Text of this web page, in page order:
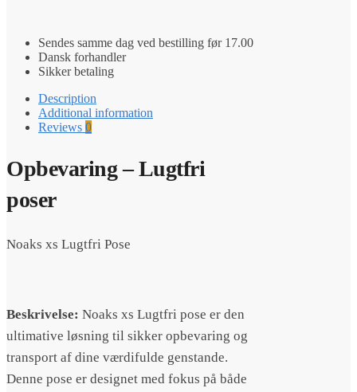
Sendes samme dag ved bestilling før 17.00
Dansk forhandler
Sikker betaling
Description
Additional information
Reviews 0
Opbevaring – Lugtfri
poser
Noaks xs Lugtfri Pose
Beskrivelse: Noaks xs Lugtfri pose er den
ultimative løsning til sikker opbevaring og
transport af dine værdifulde genstande.
Denne pose er designet med fokus på både